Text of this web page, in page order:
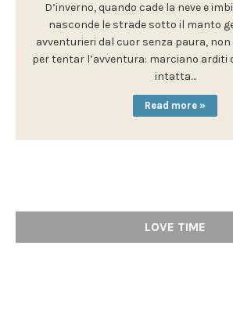
D’inverno, quando cade la neve e
nasconde le strade sotto il manto
avventurieri dal cuor senza paura,
per tentar l’avventura: marciano arditi
intatta…
Read more »
LOVE TIME